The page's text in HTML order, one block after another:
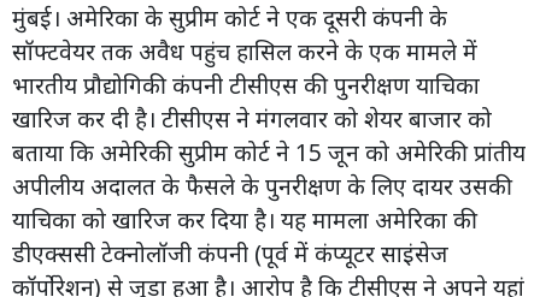
मुंबई। अमेरिका के सुप्रीम कोर्ट ने एक दूसरी कंपनी के
सॉफ्टवेयर तक अवैध पहुंच हासिल करने के एक मामले में
भारतीय प्रौद्योगिकी कंपनी टीसीएस की पुनरीक्षण याचिका
खारिज कर दी है। टीसीएस ने मंगलवार को शेयर बाजार को
बताया कि अमेरिकी सुप्रीम कोर्ट ने 15 जून को अमेरिकी प्रांतीय
अपीलीय अदालत के फैसले के पुनरीक्षण के लिए दायर उसकी
याचिका को खारिज कर दिया है। यह मामला अमेरिका की
डीएक्ससी टेक्नोलॉजी कंपनी (पूर्व में कंप्यूटर साइंसेज
कॉर्पोरेशन) से जुड़ा हुआ है। आरोप है कि टीसीएस ने अपने यहां